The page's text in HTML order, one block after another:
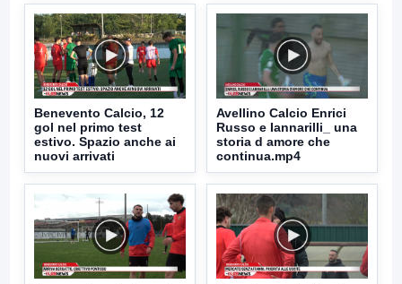
Benevento Calcio, 12
gol nel primo test
estivo. Spazio anche ai
nuovi arrivati
Avellino Calcio Enrici
Russo e Iannarilli_ una
storia d amore che
continua.mp4